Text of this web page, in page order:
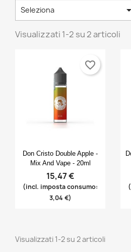
Seleziona 
Visualizzati 1-2 su 2 articoli
Anteprima
Don Cristo Double Apple -
Mix And Vape - 20ml
15,47 €
(incl. imposta consumo:
3,04 €)
favorite_border
Visualizzati 1-2 su 2 articoli